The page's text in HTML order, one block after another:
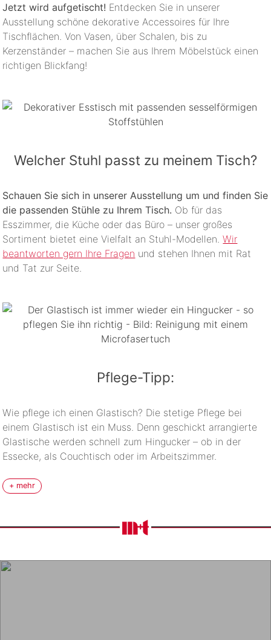
Jetzt wird aufgetischt! Entdecken Sie in unserer
Ausstellung schöne dekorative Accessoires für Ihre
Tischflächen. Von Vasen, über Schalen, bis zu
Kerzenständer – machen Sie aus Ihrem Möbelstück einen
richtigen Blickfang!
Welcher Stuhl passt zu meinem Tisch?
Schauen Sie sich in unserer Ausstellung um und finden Sie
die passenden Stühle zu Ihrem Tisch. Ob für das
Esszimmer, die Küche oder das Büro – unser großes
Sortiment bietet eine Vielfalt an Stuhl-Modellen.Wir
beantworten gern Ihre Fragen und stehen Ihnen mit Rat
und Tat zur Seite.
Pflege-Tipp:
Wie pflege ich einen Glastisch? Die stetige Pflege bei
einem Glastisch ist ein Muss. Denn geschickt arrangierte
Glastische werden schnell zum Hingucker – ob in der
Essecke, als Couchtisch oder im Arbeitszimmer.
Sie benötigen deutlich mehr Pflege als ein Holztisch, da
Glasoberfläche regelmäßig abzuwischen – schon die
das Glas schmierig wirken.
+ mehr